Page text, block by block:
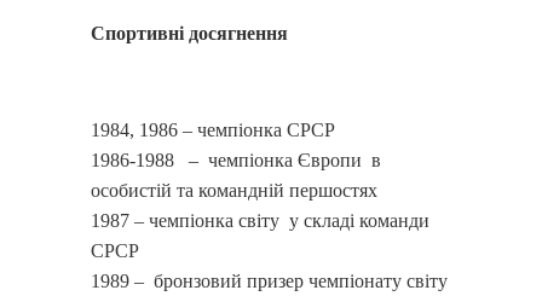
Спортивні досягнення
1984, 1986 – чемпіонка СРСР
1986-1988 – чемпіонка Європи в
особистій та командній першостях
1987 – чемпіонка світу у складі команди
СРСР
1989 – бронзовий призер чемпіонату світу